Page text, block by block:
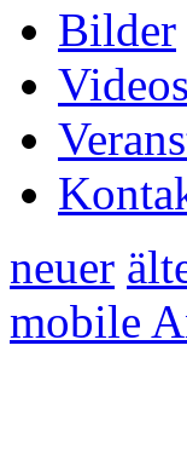
Bilder
Videos
neuer
mobile